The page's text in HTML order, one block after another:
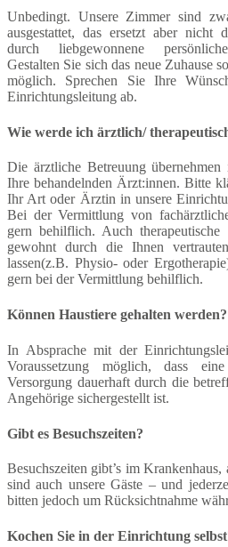
Unbedingt. Unsere Zimmer sind
ausgestattet, das ersetzt aber nicht
durch liebgewonnene persönliche
Gestalten Sie sich das neue Zuhause
möglich. Sprechen Sie Ihre
Einrichtungsleitung ab.
Wie werde ich ärztlich/
Die ärztliche Betreuung
Ihre behandelnden Ärzt:innen. Bitte
Ihr Art oder Ärztin in unsere
Bei der Vermittlung von
gern behilflich. Auch
gewohnt durch die Ihnen
lassen(z.B. Physio- oder
gern bei der Vermittlung behilflich.
Können Haustiere gehalten werden?
In Absprache mit der
Voraussetzung möglich, dass
Versorgung dauerhaft durch die
Angehörige sichergestellt ist.
Gibt es Besuchszeiten?
Besuchszeiten gibt’s im
sind auch unsere Gäste – und
bitten jedoch um Rücksichtnahme
Kochen Sie in der Einrichtung